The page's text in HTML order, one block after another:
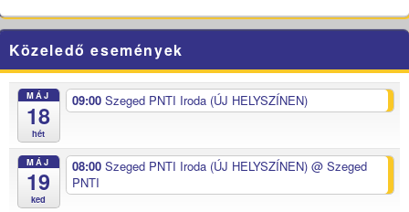
Közeledő események
MÁJ
18
hét
09:00 Szeged PNTI Iroda (ÚJ HELYSZÍNEN)
MÁJ
19
ked
08:00 Szeged PNTI Iroda (ÚJ HELYSZÍNEN) @ Szeged
PNTI